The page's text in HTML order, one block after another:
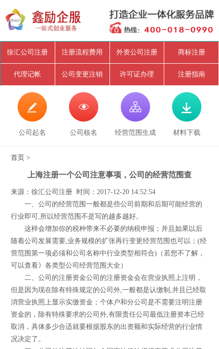
徐汇公司注册 注册流程费用 外资公司注册 商标注册
代理记帐 公司变更注销 许可证办理 注册指南

公司起名

公司核名

经营范围生成

材料下载
首页 >
上海注册一个公司注意事项，公司的经营范围查
来源：徐汇公司注册 时间：2017-12-20 14:52:54
一、公司的经营范围一般都是些公司前期和后期可能经营的
行业即可,所以经营范围不是写的越多越好。
这样会增加你的税种带来不必要的纳税申报；并且如果以后
随着公司发展需要,业务规模的扩张再行变更经营范围也可以；(经
营范围第一项必须和公司名称中行业类型相符合)（若您不了解，
可以查看》各类型公司经营范围大全）
二、公司的注册资金公司的注册资金会在营业执照上注明，
但是因为现在除有特殊规定的公司外,一般都是认缴制,并且已经取
消营业执照上显示实缴资金；个体户和分公司是不需要注明注册
资金的，除有特殊要求的公司外,有限责任公司最低注册资本已经
取消，具体多少合适就要根据股东的出资额和实际经营的行业情
况决定了。